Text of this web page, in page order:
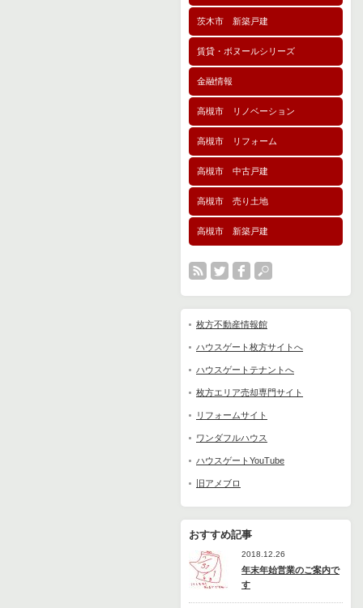
茨木市 新築戸建
賃貸・ボヌールシリーズ
金融情報
高槻市 リノベーション
高槻市 リフォーム
高槻市 中古戸建
高槻市 売り土地
高槻市 新築戸建
枚方不動産情報館
ハウスゲート枚方サイトへ
ハウスゲートテナントへ
枚方エリア売却専門サイト
リフォームサイト
ワンダフルハウス
ハウスゲートYouTube
旧アメブロ
おすすめ記事
2018.12.26
年末年始営業のご案内で
す